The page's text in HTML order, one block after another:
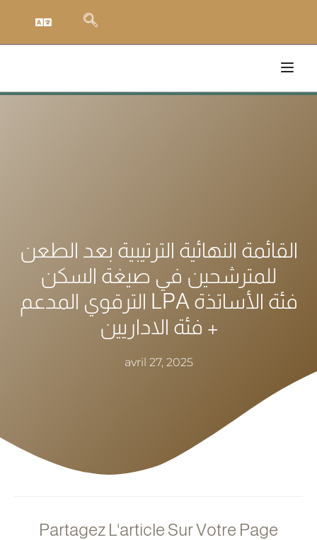
القائمة النهائية الترتيبية بعد الطعن
للمترشحين في صيغة السكن
الترقوي المدعم LPA فئة الأساتذة
+ فئة الاداريين
avril 27, 2025
Partagez L'article Sur Votre Page